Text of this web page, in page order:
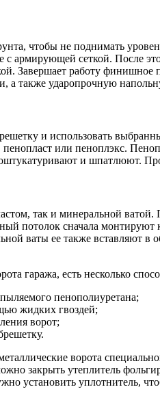
чтобы не поднимать
с армирующей сеткой. После
Завершает работу
а также ударопрочную
и использовать
пенопласт или пеноплэкс.
и шпатлюют.
так и минеральной
потолок сначала монтируют
ваты ее также вставляют в
гаража, есть несколько
пенополиуретана;
жидких гвоздей;
ворот;
ворота
закрыть утеплитель
установить уплотнитель,